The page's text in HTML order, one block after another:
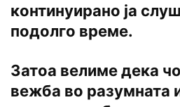
континуирано ја
подолго време.
Затоа велиме дека
вежба во разумната